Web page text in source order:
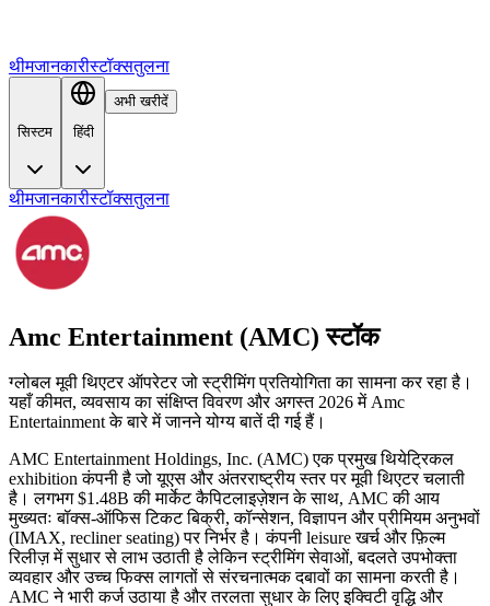
थीमजानकारीस्टॉक्सतुलना
सिस्टम हिंदी
अभी खरीदें
थीमजानकारीस्टॉक्सतुलना
Amc Entertainment (AMC) स्टॉक
ग्लोबल मूवी थिएटर ऑपरेटर जो स्ट्रीमिंग प्रतियोगिता का सामना कर रहा है।
यहाँ कीमत, व्यवसाय का संक्षिप्त विवरण और अगस्त 2026 में Amc
Entertainment के बारे में जानने योग्य बातें दी गई हैं।
AMC Entertainment Holdings, Inc. (AMC) एक प्रमुख थियेट्रिकल
exhibition कंपनी है जो यूएस और अंतरराष्ट्रीय स्तर पर मूवी थिएटर चलाती
है। लगभग $1.48B की मार्केट कैपिटलाइज़ेशन के साथ, AMC की आय
मुख्यतः बॉक्स-ऑफिस टिकट बिक्री, कॉन्सेशन, विज्ञापन और प्रीमियम अनुभवों
(IMAX, recliner seating) पर निर्भर है। कंपनी leisure खर्च और फ़िल्म
रिलीज़ में सुधार से लाभ उठाती है लेकिन स्ट्रीमिंग सेवाओं, बदलते उपभोक्ता
व्यवहार और उच्च फिक्स लागतों से संरचनात्मक दबावों का सामना करती है।
AMC ने भारी कर्ज उठाया है और तरलता सुधार के लिए इक्विटी वृद्धि और